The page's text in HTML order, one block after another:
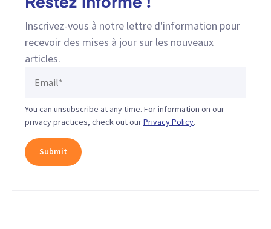
Restez informé !
Inscrivez-vous à notre lettre d'information pour
recevoir des mises à jour sur les nouveaux
articles.
You can unsubscribe at any time. For information on our
privacy practices, check out ourPrivacy Policy.